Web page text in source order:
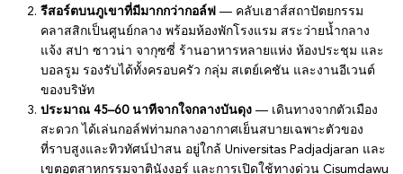
รีสอร์ตบนภูเขาที่มีมากกว่ากอล์ฟ — คลับเฮาส์สถาปัตยกรรม
คลาสสิกเป็นศูนย์กลาง พร้อมห้องพักโรงแรม สระว่ายน้ำกลาง
แจ้ง สปา ซาวน่า จากุซซี่ ร้านอาหารหลายแห่ง ห้องประชุม และ
บอลรูม รองรับได้ทั้งครอบครัว กลุ่ม สเตย์เคชัน และงานอีเวนต์
ของบริษัท
ประมาณ 45–60 นาทีจากใจกลางบันดุง — เดินทางจากตัวเมือง
สะดวก ได้เล่นกอล์ฟท่ามกลางอากาศเย็นสบายเฉพาะตัวของ
ที่ราบสูงและทิวทัศน์ป่าสน อยู่ใกล้ Universitas Padjadjaran และ
เขตอุตสาหกรรมจาตินังงอร์ และการเปิดใช้ทางด่วน Cisumdawu